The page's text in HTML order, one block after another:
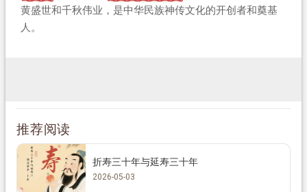
黄盛世和千秋伟业，是中华民族神传文化的开创者和奠基
人。
推荐阅读
折寿三十年与延寿三十年
2026-05-03